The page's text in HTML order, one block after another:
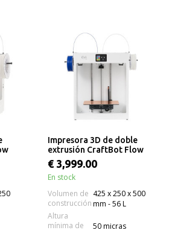
Impresora 3D de doble
extrusión CraftBot Flow
IDEX XL
€ 3,999.00
En stock
Volumen de
construcción
425 x 250 x 500
mm - 56 L
Altura
mínima de
50 micras